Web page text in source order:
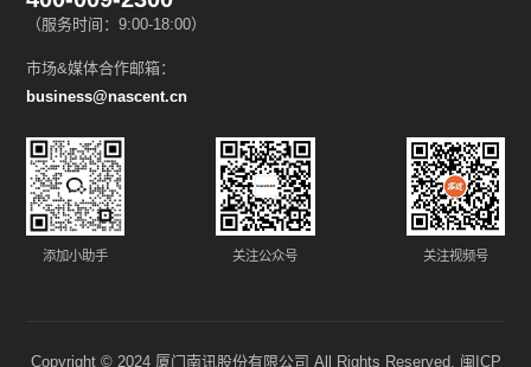
（服务时间：9:00-18:00）
市场&媒体合作邮箱：
business@nascent.cn
添加小助手 关注公众号 关注视频号
Copyright © 2024 厦门南讯股份有限公司 All Rights Reserved. 闽ICP